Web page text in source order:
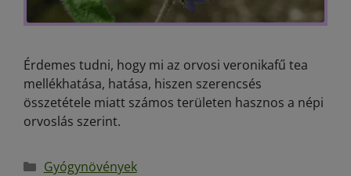
Érdemes tudni, hogy mi az orvosi veronikafű tea
mellékhatása, hatása, hiszen szerencsés
összetétele miatt számos területen hasznos a népi
orvoslás szerint.
Gyógynövények